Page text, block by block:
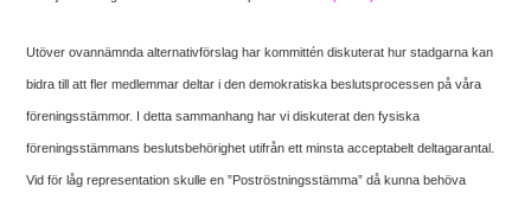
Utöver ovannämnda alternativförslag har kommittén diskuterat hur stadgarna kan
bidra till att fler medlemmar deltar i den demokratiska beslutsprocessen på våra
föreningsstämmor. I detta sammanhang har vi diskuterat den fysiska
föreningsstämmans beslutsbehörighet utifrån ett minsta acceptabelt deltagarantal.
Vid för låg representation skulle en ”Poströstningsstämma” då kunna behöva